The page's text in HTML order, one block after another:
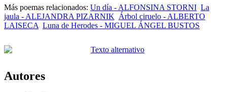
Más poemas relacionados: Un día - ALFONSINA STORNI La
jaula - ALEJANDRA PIZARNIK Árbol ciruelo - ALBERTO
LAISECA Luna de Herodes - MIGUEL ÁNGEL BUSTOS
Autores